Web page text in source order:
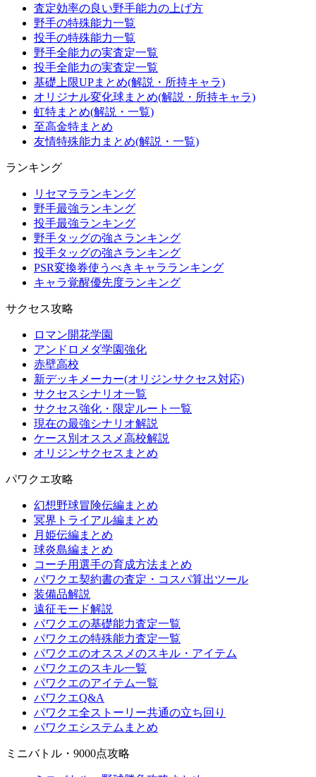
査定効率の良い野手能力の上げ方
野手の特殊能力一覧
投手の特殊能力一覧
野手全能力の実査定一覧
投手全能力の実査定一覧
基礎上限UPまとめ(解説・所持キャラ)
オリジナル変化球まとめ(解説・所持キャラ)
虹特まとめ(解説・一覧)
至高金特まとめ
友情特殊能力まとめ(解説・一覧)
ランキング
リセマラランキング
野手最強ランキング
投手最強ランキング
野手タッグの強さランキング
投手タッグの強さランキング
PSR変換券使うべきキャラランキング
キャラ覚醒優先度ランキング
サクセス攻略
ロマン開花学園
アンドロメダ学園強化
赤壁高校
新デッキメーカー(オリジンサクセス対応)
サクセスシナリオ一覧
サクセス強化・限定ルート一覧
現在の最強シナリオ解説
ケース別オススメ高校解説
オリジンサクセスまとめ
パワクエ攻略
幻想野球冒険伝編まとめ
冥界トライアル編まとめ
月姫伝編まとめ
球炎島編まとめ
コーチ用選手の育成方法まとめ
パワクエ契約書の査定・コスパ算出ツール
装備品解説
遠征モード解説
パワクエの基礎能力査定一覧
パワクエの特殊能力査定一覧
パワクエのオススメのスキル・アイテム
パワクエのスキル一覧
パワクエのアイテム一覧
パワクエQ&A
パワクエ全ストーリー共通の立ち回り
パワクエシステムまとめ
ミニバトル・9000点攻略